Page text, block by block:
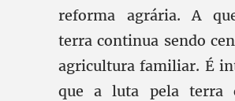
reforma agrária. A
terra continua sendo
agricultura familiar. É
que a luta pela terra